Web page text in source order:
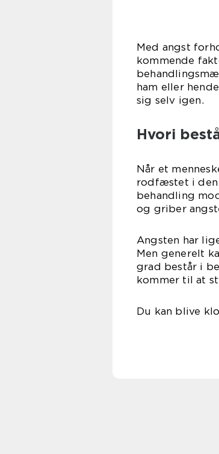
Med angst
kommende
ham eller
sig selv igen.
Hvori
Når et
rodfæstet i den
behandling
og griber
Angsten har
Men generelt
grad består i
kommer til at
Du kan blive